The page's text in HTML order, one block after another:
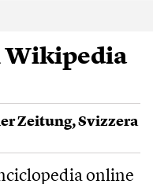
Wikipedia
Zeitung,Svizzera
online